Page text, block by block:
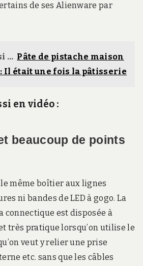
de ses Alienware par
... Pâte de pistache maison
Il était une fois la pâtisserie
en vidéo :
beaucoup de points
même boîtier aux lignes
ni bandes de LED à gogo. La
connectique est disposée à
très pratique lorsqu’on utilise le
veut y relier une prise
etc. sans que les câbles